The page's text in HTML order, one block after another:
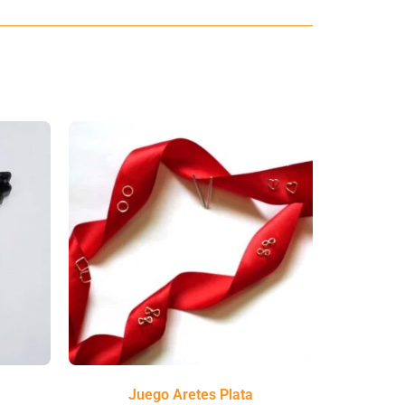
Juego Aretes Plata